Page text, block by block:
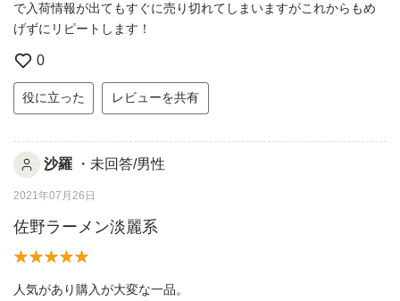
で入荷情報が出てもすぐに売り切れてしまいますがこれからもめ
げずにリピートします！
0
役に立った レビューを共有
沙羅 ・未回答/男性
2021年07月26日
佐野ラーメン淡麗系
人気があり購入が大変な一品。